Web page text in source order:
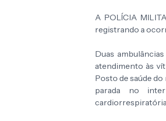
A POLÍCIA
registrando a
Duas
atendimento às
Posto de saúde
parada no